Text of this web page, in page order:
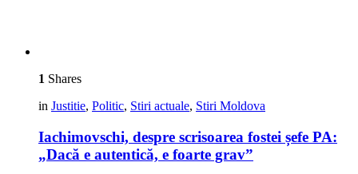
1 Shares
in Justitie, Politic, Stiri actuale, Stiri Moldova
Iachimovschi, despre scrisoarea fostei șefe PA:
„Dacă e autentică, e foarte grav”